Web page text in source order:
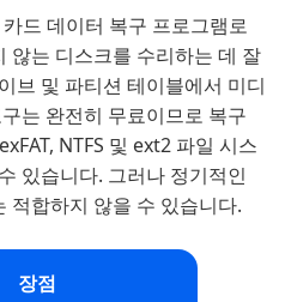
드 데이터 복구 프로그램로
않는 디스크를 수리하는 데 잘
브 및 파티션 테이블에서 미디
는 완전히 무료이므로 복구
NTFS 및 ext2 파일 시스
있습니다. 그러나 정기적인
적합하지 않을 수 있습니다.
장점